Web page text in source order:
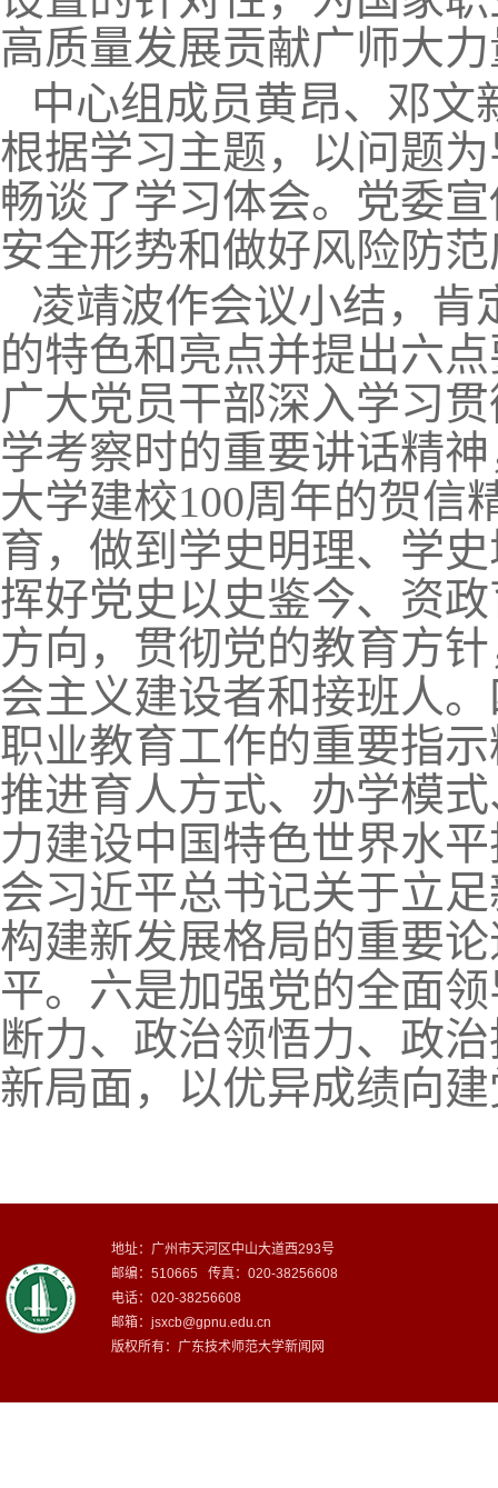
高质量发展贡献广师大
中心组成员黄昂、邓文
根据学习主题，以问题
畅谈了学习体会。党委
安全形势和做好风险防
凌靖波作会议小结，肯
的特色和亮点并提出六
广大党员干部深入学习
学考察时的重要讲话精
大学建校100周年的贺信
育，做到学史明理、学
挥好党史以史鉴今、资
方向，贯彻党的教育方
会主义建设者和接班人
职业教育工作的重要指
推进育人方式、办学模
力建设中国特色世界水
会习近平总书记关于立
构建新发展格局的重要
平。六是加强党的全面
断力、政治领悟力、政
新局面，以优异成绩向
地址：广州市天河区中山大道西293号
邮编：510665 传真：020-38256608
电话：020-38256608
邮箱： jsxcb@gpnu.edu.cn
版权所有：广东技术师范大学新闻网